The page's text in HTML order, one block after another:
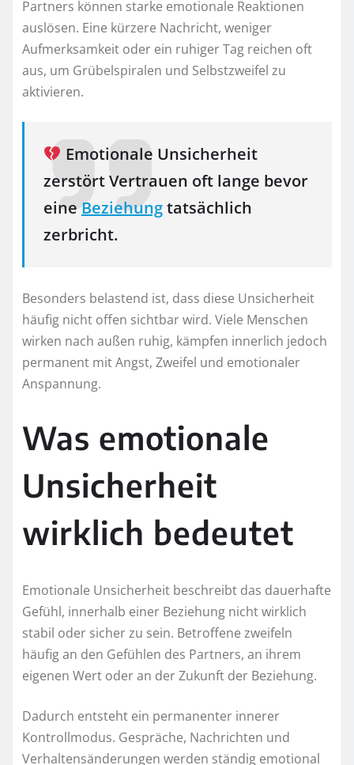
Partners können starke emotionale Reaktionen
auslösen. Eine kürzere Nachricht, weniger
Aufmerksamkeit oder ein ruhiger Tag reichen oft
aus, um Grübelspiralen und Selbstzweifel zu
aktivieren.
Emotionale Unsicherheit
zerstört Vertrauen oft lange bevor
eine Beziehungtatsächlich
zerbricht.
Besonders belastend ist, dass diese Unsicherheit
häufig nicht offen sichtbar wird. Viele Menschen
wirken nach außen ruhig, kämpfen innerlich jedoch
permanent mit Angst, Zweifel und emotionaler
Anspannung.
Was emotionale
Unsicherheit
wirklich bedeutet
Emotionale Unsicherheit beschreibt das dauerhafte
Gefühl, innerhalb einer Beziehung nicht wirklich
stabil oder sicher zu sein. Betroffene zweifeln
häufig an den Gefühlen des Partners, an ihrem
eigenen Wert oder an der Zukunft der Beziehung.
Dadurch entsteht ein permanenter innerer
Kontrollmodus. Gespräche, Nachrichten und
Verhaltensänderungen werden ständig emotional